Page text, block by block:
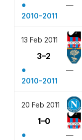
●
—
2010-2011
13 Feb 2011
3–2
●
—
2010-2011
20 Feb 2011
1–0
●
—